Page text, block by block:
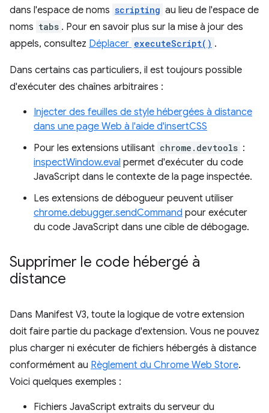
dans l'espace de noms scripting au lieu de l'espace de
noms tabs . Pour en savoir plus sur la mise à jour des
appels, consultez Déplacer executeScript() .
Dans certains cas particuliers, il est toujours possible
d'exécuter des chaînes arbitraires :
Injecter des feuilles de style hébergées à distance
dans une page Web à l'aide d'insertCSS
Pour les extensions utilisant chrome.devtools :
inspectWindow.eval permet d'exécuter du code
JavaScript dans le contexte de la page inspectée.
Les extensions de débogueur peuvent utiliser
chrome.debugger.sendCommand pour exécuter
du code JavaScript dans une cible de débogage.
Supprimer le code hébergé à
distance
Dans Manifest V3, toute la logique de votre extension
doit faire partie du package d'extension. Vous ne pouvez
plus charger ni exécuter de fichiers hébergés à distance
conformément au Règlement du Chrome Web Store.
Voici quelques exemples :
Fichiers JavaScript extraits du serveur du